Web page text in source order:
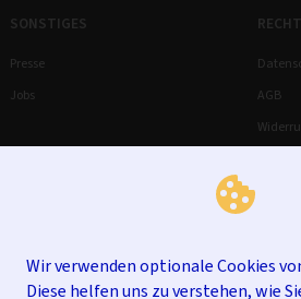
Wir verwenden optionale Cookies
Diese helfen uns zu verstehen, wie
SONSTIGES
Presse
Jobs
AGB